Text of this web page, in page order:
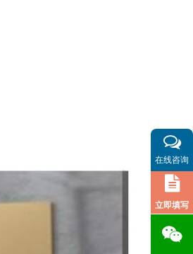
在线咨询
立即填写